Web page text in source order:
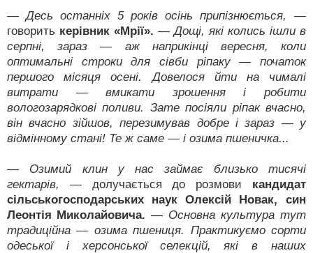
— Десь останніх 5 років осінь припізнюється,
—
говорить керівник «Мрії». — Дощі, які колись ішли в
серпні, зараз — аж наприкінці вересня, коли
оптимальні строки для сівби ріпаку — початок
першого місяця осені. Довелося йти на чималі
витрати — вмикати зрошення і робити
вологозарядкові поливи. Зате посіяли ріпак вчасно,
він вчасно зійшов, перезимував добре і зараз — у
відмінному стані! Те ж саме — і озима пшеничка...
— Озимий клин у нас займає близько тисячі
гектарів,
— долучається до розмови кандидат
сільськогосподарських наук Олексій Новак,
син
Леонтія Миколайовича. — Основна культура тут
традиційна — озима пшениця. Практикуємо сорти
одеської і херсонської селекцій, які в наших